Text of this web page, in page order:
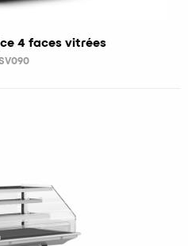
4 faces vitrées